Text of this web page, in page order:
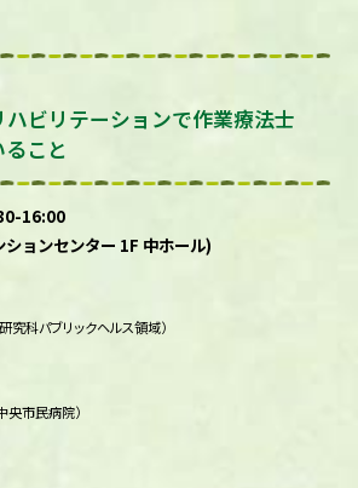
ビリテーションで作業療法士
こと
16:00
ョンセンター 1F 中ホール)
究科パブリックヘルス領域）
央市民病院）